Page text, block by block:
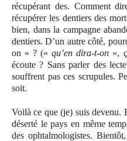
récupérant des. Comment
récupérer les dentiers des
bien, dans la campagne
dentiers. D’un autre côté,
on » ? («qu’en dira-t-on »,
écoute ? Sans parler des
souffrent pas ces scrupules.
soit.
Voilà ce que (je) suis devenu.
déserté le pays en même
des ophtalmologistes.